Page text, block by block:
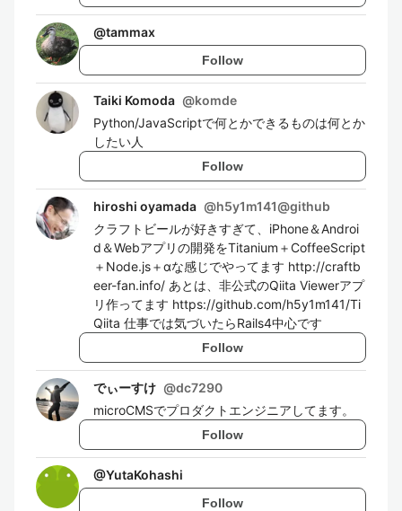
@tammax
Follow
Taiki Komoda @komde
Python/JavaScriptで何とかできるものは何とか
したい人
Follow
hiroshi oyamada @h5y1m141@github
クラフトビールが好きすぎて、iPhone＆Androi
d＆Webアプリの開発をTitanium＋CoffeeScript
＋Node.js＋αな感じでやってます http://craftb
eer-fan.info/ あとは、非公式のQiita Viewerアプ
リ作ってます https://github.com/h5y1m141/Ti
Qiita 仕事では気づいたらRails4中心です
Follow
でぃーすけ @dc7290
microCMSでプロダクトエンジニアしてます。
Follow
@YutaKohashi
Follow